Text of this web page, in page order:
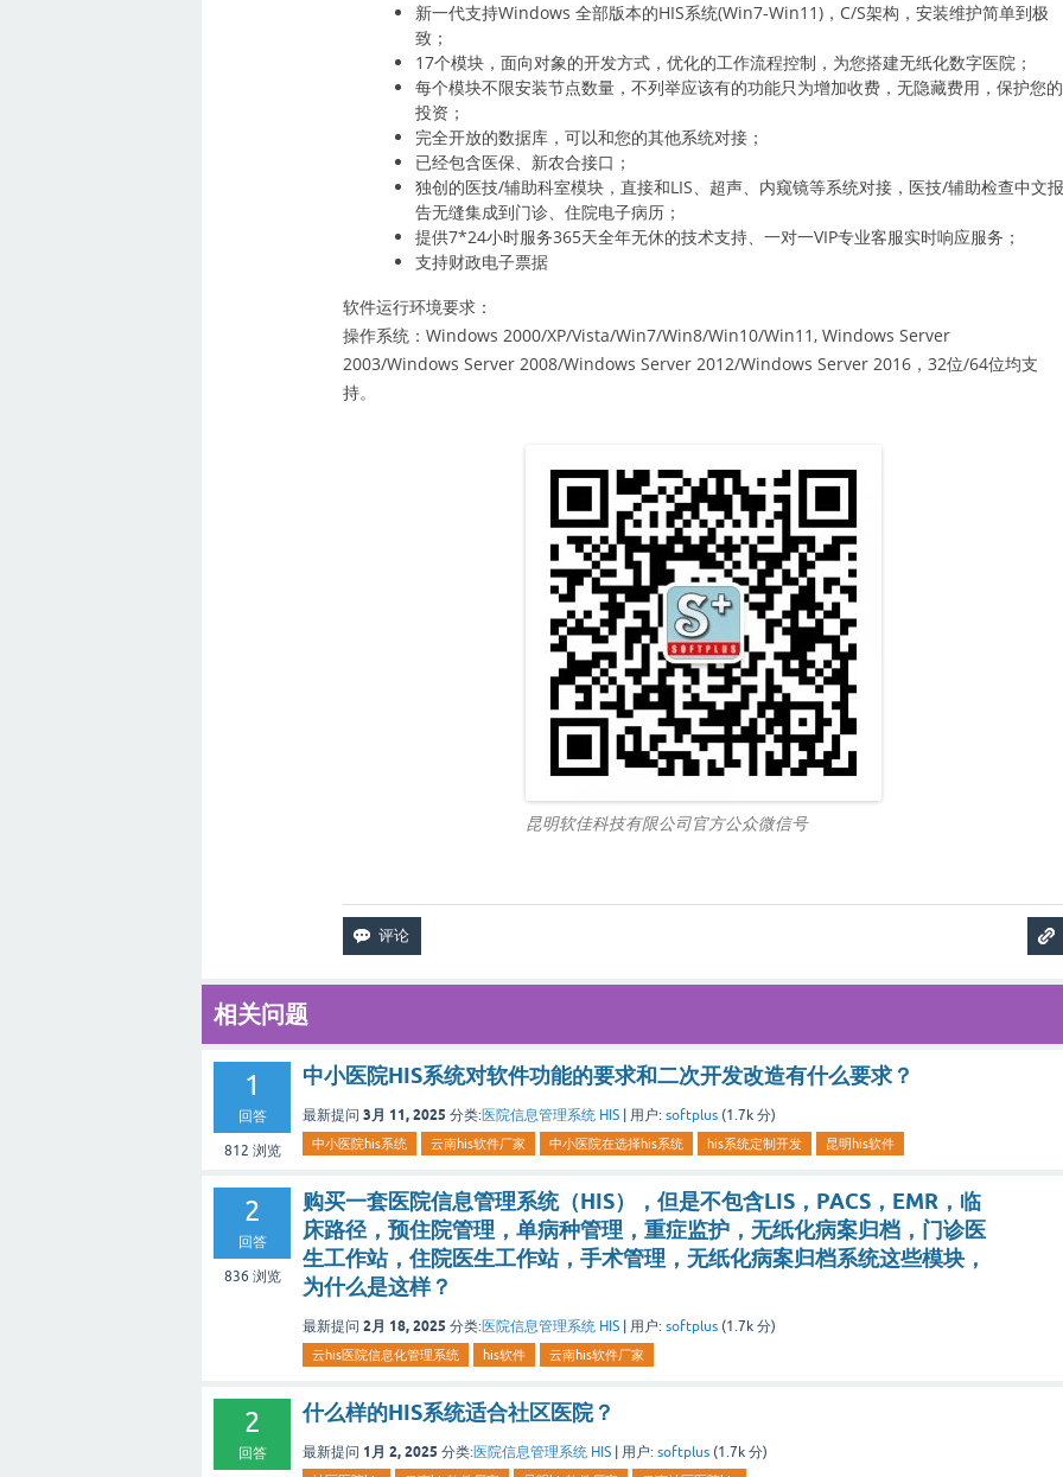
新一代支持Windows 全部版本的HIS系统(Win7-Win11)，C/S架构，安装维护简单到极
致；
17个模块，面向对象的开发方式，优化的工作流程控制，为您搭建无纸化数字医院；
每个模块不限安装节点数量，不列举应该有的功能只为增加收费，无隐藏费用，保护您的
投资；
完全开放的数据库，可以和您的其他系统对接；
已经包含医保、新农合接口；
独创的医技/辅助科室模块，直接和LIS、超声、内窥镜等系统对接，医技/辅助检查中文
告无缝集成到门诊、住院电子病历；
提供7*24小时服务365天全年无休的技术支持、一对一VIP专业客服实时响应服务；
支持财政电子票据
软件运行环境要求：
操作系统：Windows 2000/XP/Vista/Win7/Win8/Win10/Win11, Windows Server
2003/Windows Server 2008/Windows Server 2012/Windows Server 2016，32位/64位均支
持。
昆明软佳科技有限公司官方公众微信号
相关问题
1
回答
812 浏览
中小医院HIS系统对软件功能的要求和二次开发改造有什么要求？
最新提问 3月 11, 2025 分类:医院信息管理系统 HIS | 用户: softplus (1.7k 分)
中小医院his系统 云南his软件厂家 中小医院在选择his系统 his系统定制开发 昆明his软件
2
回答
836 浏览
购买一套医院信息管理系统（HIS），但是不包含LIS，PACS，EMR，临
床路径，预住院管理，单病种管理，重症监护，无纸化病案归档，门诊医
生工作站，住院医生工作站，手术管理，无纸化病案归档系统这些模块，
为什么是这样？
最新提问 2月 18, 2025 分类:医院信息管理系统 HIS | 用户: softplus (1.7k 分)
云his医院信息化管理系统 his软件 云南his软件厂家
2
回答
什么样的HIS系统适合社区医院？
最新提问 1月 2, 2025 分类:医院信息管理系统 HIS | 用户: softplus (1.7k 分)